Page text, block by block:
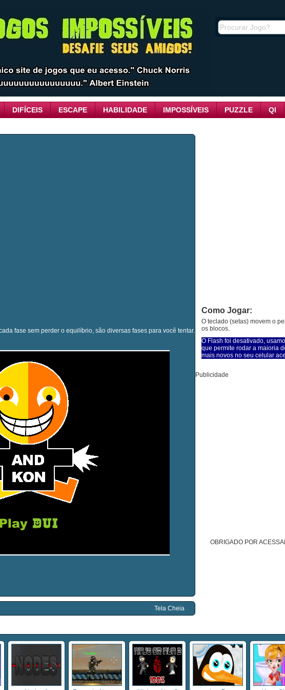
DIFÍCEIS ESCAPE HABILIDADE IMPOSSÍVEIS PUZZLE QI
fase sem perder o equilíbrio, são diversas fases para você tentar.
Tela Cheia
Como Jogar:
O teclado (setas) movem o
os blocos.
O Flash foi desativado,
que permite rodar a maioria
mais novos no seu celular
Publicidade
OBRIGADO POR